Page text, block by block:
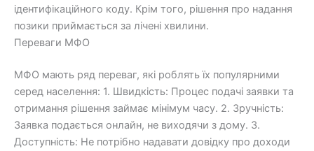
ідентифікаційного коду. Крім того, рішення про надання
позики приймається за лічені хвилини.
Переваги МФО
МФО мають ряд переваг, які роблять їх популярними
серед населення: 1. Швидкість: Процес подачі заявки та
отримання рішення займає мінімум часу. 2. Зручність:
Заявка подається онлайн, не виходячи з дому. 3.
Доступність: Не потрібно надавати довідку про доходи